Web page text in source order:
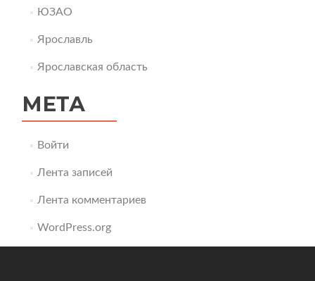
ЮЗАО
Ярославль
Ярославская область
МЕТА
Войти
Лента записей
Лента комментариев
WordPress.org